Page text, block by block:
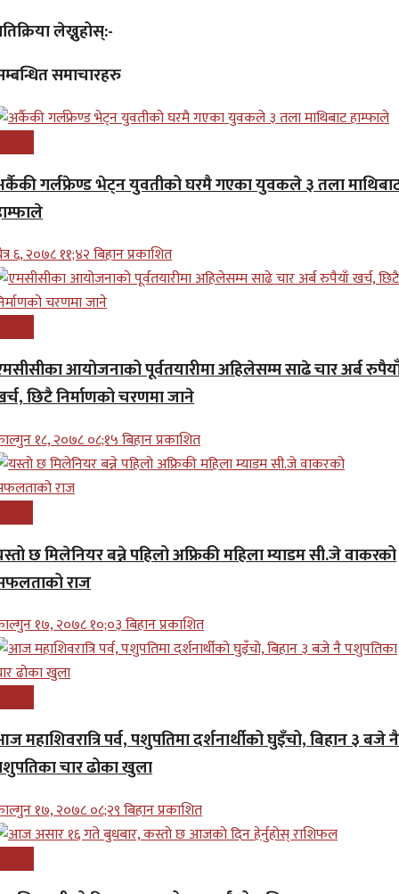
लेख्नुहोस्:-
समाचारहरु
गर्लफ्रेण्ड भेट्न युवतीको घरमै गएका युवकले ३ तला
६, २०७८ ११;४२ बिहान प्रकाशित
आयोजनाको पूर्वतयारीमा अहिलेसम्म साढे चार अर्ब
छिटै निर्माणको चरणमा जाने
१८, २०७८ ०८;१५ बिहान प्रकाशित
छ मिलेनियर बन्ने पहिलो अफ्रिकी महिला म्याडम सी.जे वाकरको
राज
१७, २०७८ १०;०३ बिहान प्रकाशित
महाशिवरात्रि पर्व, पशुपतिमा दर्शनार्थीको घुइँचो, बिहान ३ बजे नै
चार ढोका खुला
१७, २०७८ ०८;२९ बिहान प्रकाशित